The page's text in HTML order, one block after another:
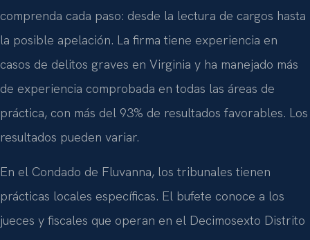
comprenda cada paso: desde la lectura de cargos hasta
la posible apelación. La firma tiene experiencia en
casos de delitos graves en Virginia y ha manejado más
de experiencia comprobada en todas las áreas de
práctica, con más del 93% de resultados favorables. Los
resultados pueden variar.
En el Condado de Fluvanna, los tribunales tienen
prácticas locales específicas. El bufete conoce a los
jueces y fiscales que operan en el Decimosexto Distrito